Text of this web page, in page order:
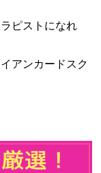
ピストになれ
アンカードスク